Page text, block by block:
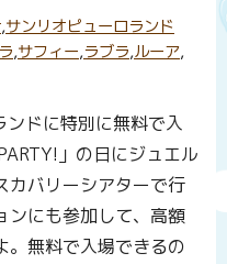
:
,サンリオピューロランド
,サフィー,ラブラ,ルーア,
ドに特別に無料で入
」の日にジュエル
カバリーシアターで行
ンにも参加して、高額
。無料で入場できるの